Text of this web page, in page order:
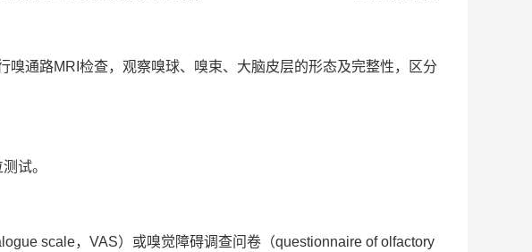
通路MRI检查，观察嗅球、嗅束、大脑皮层的形态及完整性，区分
试。
scale，VAS）或嗅觉障碍调查问卷（questionnaire of olfactory